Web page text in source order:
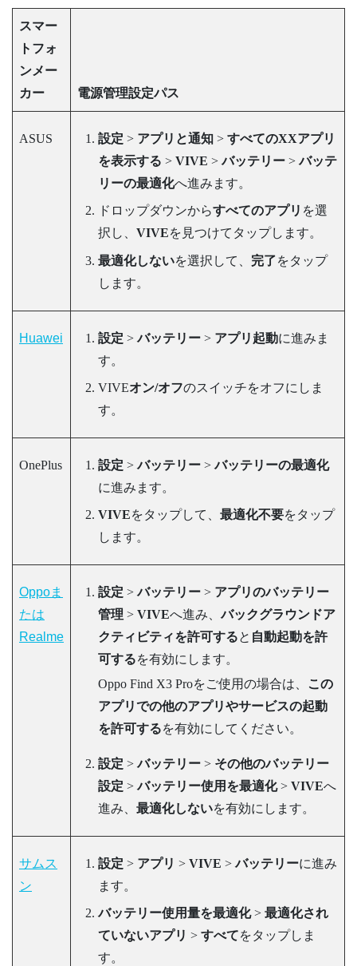
スマー
トフォ
ンメー
カー
電源管理設定パス
ASUS 設定 > アプリと通知> すべてのXXアプリ
を表示する > VIVE >バッテリー>バッテ
リーの最適化へ進みます。
ドロップダウンからすべてのアプリ を選
択し、 VIVEを見つけてタップします。
最適化しないを選択して、 完了をタップ
します。
Huawei 設定 >バッテリー> アプリ起動に進みま
す。
VIVEオン/オフのスイッチをオフにしま
す。
OnePlus 設定 >バッテリー>バッテリーの最適化
に進みます。
VIVEをタップして、 最適化不要をタップ
します。
Oppoま
たは
Realme
設定 >バッテリー> アプリのバッテリー
管理 > VIVEへ進み、バックグラウンドア
クティビティを許可すると 自動起動を許
可するを有効にします。
Oppo Find X3 Proをご使用の場合は、
この
アプリでの他のアプリやサービスの起動
を許可するを有効にしてください。
設定 >バッテリー> その他のバッテリー
設定 >バッテリー使用を最適化> VIVEへ
進み、 最適化しないを有効にします。
サムス
ン
設定 > アプリ > VIVE >バッテリーに進み
ます。
バッテリー使用量を最適化> 最適化され
ていないアプリ > すべてをタップしま
す。